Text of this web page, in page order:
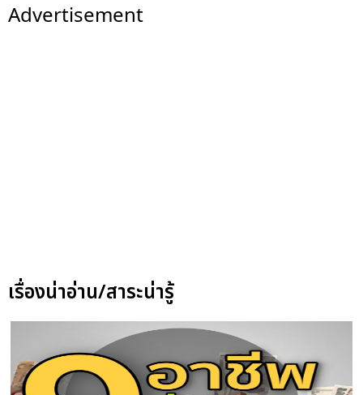
Advertisement
เรื่องน่าอ่าน/สาระน่ารู้